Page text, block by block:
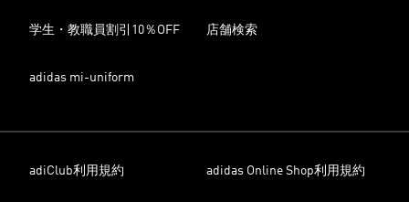
学生・教職員割引10％OFF 店舗検索
adidas mi-uniform
adiClub利用規約 adidas Online Shop利用規約